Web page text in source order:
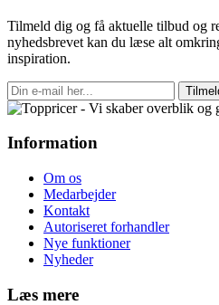
Tilmeld dig og få aktuelle tilbud og
nyhedsbrevet kan du læse alt
inspiration.
Information
Om os
Medarbejder
Kontakt
Autoriseret forhandler
Nye funktioner
Nyheder
Læs mere